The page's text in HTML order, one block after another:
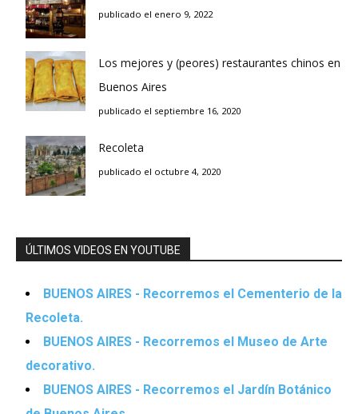
publicado el enero 9, 2022
Los mejores y (peores) restaurantes chinos en
Buenos Aires
publicado el septiembre 16, 2020
Recoleta
publicado el octubre 4, 2020
ÚLTIMOS VIDEOS EN YOUTUBE
BUENOS AIRES - Recorremos el Cementerio de la
Recoleta.
BUENOS AIRES - Recorremos el Museo de Arte
decorativo.
BUENOS AIRES - Recorremos el Jardín Botánico